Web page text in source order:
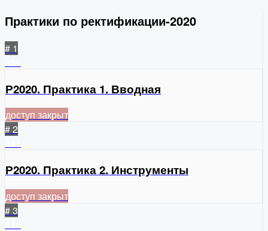
Практики по ректификации-2020
# 1
Р2020. Практика 1. Вводная
доступ закрыт
# 2
Р2020. Практика 2. Инструменты
доступ закрыт
# 3